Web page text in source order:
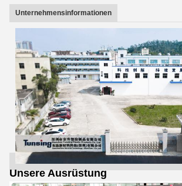
Unternehmensinformationen
Unsere Ausrüstung